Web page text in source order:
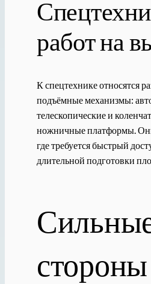
работ на
К спецтехнике относятся
подъёмные механизмы:
телескопические и
ножничные платформы.
где требуется быстрый
длительной подготовки
стороны